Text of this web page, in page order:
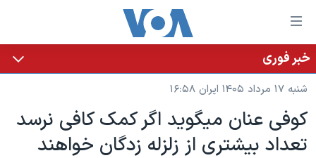
لینکهای
قابل
دسترسی
جهش
محتوای
اصلی
خانه
نسخه سبک وب‌سایت
موضوع ها
ایران
برنامه های تلویزیونی
خبر فوری
شنبه ۱۷ مرداد ۱۴۰۵ ایران ۱۶:۵۸
کوفی عنان ميگويد اگر کمک کافی نرسد
تعداد بيشتری از زلزله زدگان خواهند